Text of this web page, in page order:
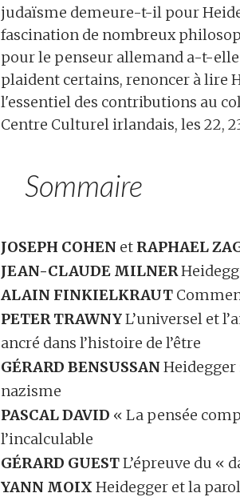
judaïsme demeure-t-il pour
fascination de nombreux
pour le penseur allemand a-t-
plaident certains, renoncer à lire
l'essentiel des contributions au
Centre Culturel irlandais, les 22,
Sommaire
JOSEPH COHEN et RAPHAEL
JEAN-CLAUDE MILNER
ALAIN FINKIELKRAUT
PETER TRAWNYL’universel et
ancré dans l’histoire de l’être
GÉRARD BENSUSSAN
nazisme
PASCAL DAVID « La pensée
l’incalculable
GÉRARD GUESTL’épreuve du «
YANN MOIX Heidegger et la